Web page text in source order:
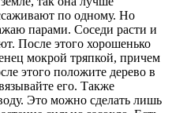
по одному. Но
парами. Соседи расти и
После этого хорошенько
мокрой тряпкой, причем
этого положите дерево в
его. Также
Это можно сделать лишь